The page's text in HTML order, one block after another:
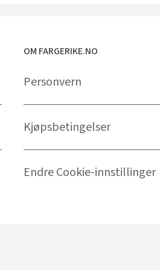
OM FARGERIKE.NO
Personvern
Kjøpsbetingelser
Endre Cookie-innstillinger